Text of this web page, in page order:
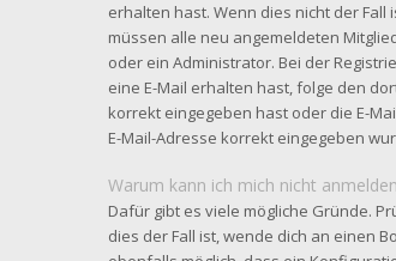
erhalten hast. Wenn dies nicht der
müssen alle neu angemeldeten
oder ein Administrator. Bei der
eine E-Mail erhalten hast, folge den
korrekt eingegeben hast oder die E-
E-Mail-Adresse korrekt eingegeben
Warum kann ich mich nicht
Dafür gibt es viele mögliche Gründe.
dies der Fall ist, wende dich an einen